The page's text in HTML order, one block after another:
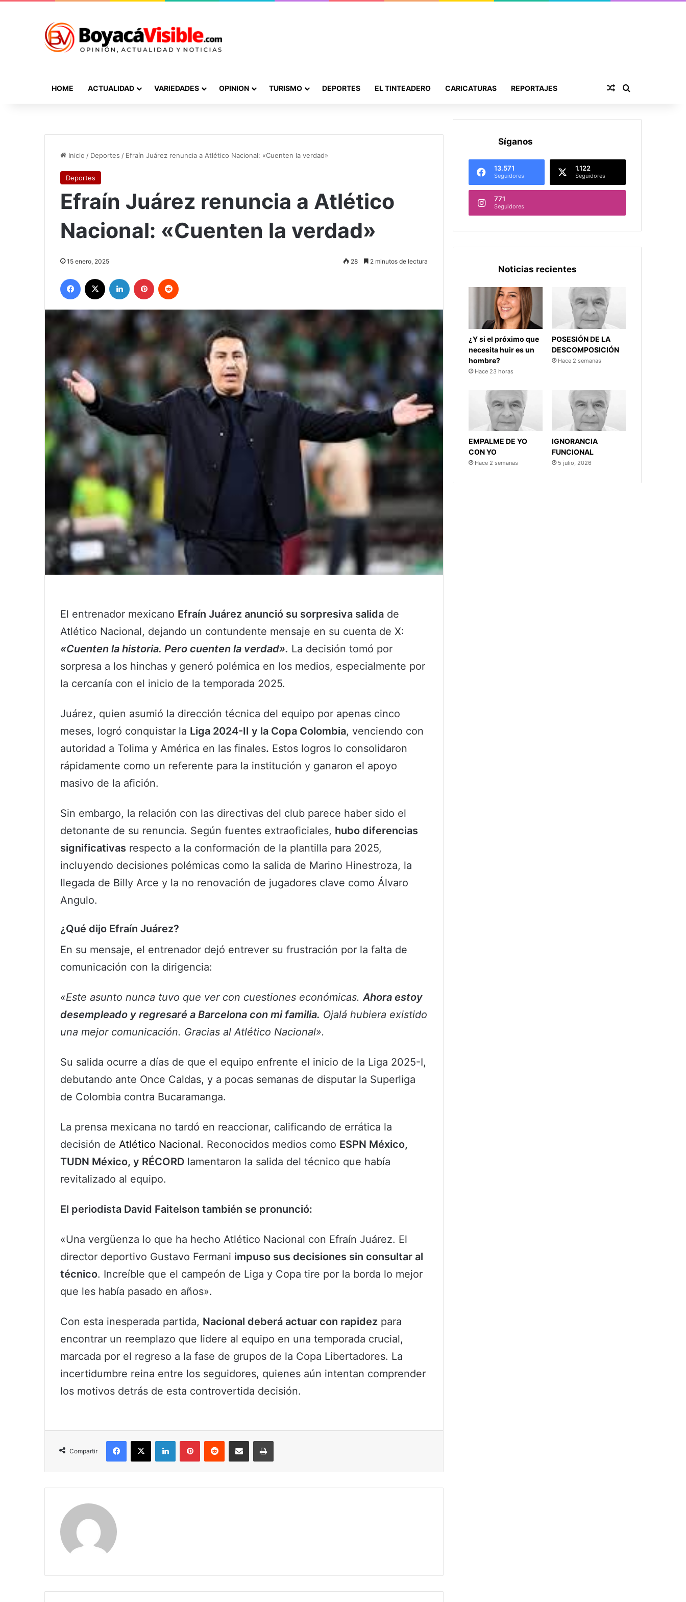
HOME ACTUALIDAD VARIEDADES OPINION TURISMO DEPORTES EL TINTEADERO CARICATURAS REPORTAJES Publicación al
Inicio / Deportes / Efraín Juárez renuncia a Atlético Nacional: «Cuenten la verdad»
Deportes
Efraín Juárez renuncia a Atlético
Nacional: «Cuenten la verdad»
15 enero, 2025 28 2 minutos de lectura
Facebook LinkedIn Pinterest
El entrenador mexicano Efraín Juárez anunció su sorpresiva salida de
Atlético Nacional, dejando un contundente mensaje en su cuenta de X:
«Cuenten la historia. Pero cuenten la verdad». La decisión tomó por
sorpresa a los hinchas y generó polémica en los medios, especialmente por
la cercanía con el inicio de la temporada 2025.
Juárez, quien asumió la dirección técnica del equipo por apenas cinco
meses, logró conquistar la Liga 2024-II y la Copa Colombia, venciendo con
autoridad a Tolima y América en las finales. Estos logros lo consolidaron
rápidamente como un referente para la institución y ganaron el apoyo
masivo de la afición.
Sin embargo, la relación con las directivas del club parece haber sido el
detonante de su renuncia. Según fuentes extraoficiales, hubo diferencias
significativas respecto a la conformación de la plantilla para 2025,
incluyendo decisiones polémicas como la salida de Marino Hinestroza, la
llegada de Billy Arce y la no renovación de jugadores clave como Álvaro
Angulo.
¿Qué dijo Efraín Juárez?
En su mensaje, el entrenador dejó entrever su frustración por la falta de
comunicación con la dirigencia:
«Este asunto nunca tuvo que ver con cuestiones económicas.Ahora estoy
desempleado y regresaré a Barcelona con mi familia. Ojalá hubiera existido
una mejor comunicación. Gracias al Atlético Nacional».
Su salida ocurre a días de que el equipo enfrente el inicio de la Liga 2025-I,
debutando ante Once Caldas, y a pocas semanas de disputar la Superliga
de Colombia contra Bucaramanga.
La prensa mexicana no tardó en reaccionar, calificando de errática la
decisión de Atlético Nacional. Reconocidos medios como ESPN México,
TUDN México, y RÉCORD lamentaron la salida del técnico que había
revitalizado al equipo.
El periodista David Faitelson también se pronunció:
«Una vergüenza lo que ha hecho Atlético Nacional con Efraín Juárez. El
director deportivo Gustavo Fermani impuso sus decisiones sin consultar al
técnico. Increíble que el campeón de Liga y Copa tire por la borda lo mejor
que les había pasado en años».
Con esta inesperada partida, Nacional deberá actuar con rapidez para
encontrar un reemplazo que lidere al equipo en una temporada crucial,
marcada por el regreso a la fase de grupos de la Copa Libertadores. La
incertidumbre reina entre los seguidores, quienes aún intentan comprender
los motivos detrás de esta controvertida decisión.
Compartir
Facebook
X LinkedInPinterestReddit Compartir por correo electrónicoImprimir
Síganos
13.571
Seguidores
1.122
Seguidores
771
Seguidores
Noticias recientes
¿Y si el próximo que
necesita huir es un
hombre?
Hace 23 horas
POSESIÓN DE LA
DESCOMPOSICIÓN
Hace 2 semanas
EMPALME DE YO
CON YO
Hace 2 semanas
IGNORANCIA
FUNCIONAL
5 julio, 2026